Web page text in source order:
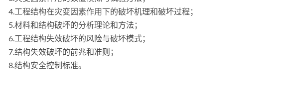
4.工程结构在灾变因素作用下的破坏机理和破坏过程；
5.材料和结构破坏的分析理论和方法；
6.工程结构失效破坏的风险与破坏模式；
7.结构失效破坏的前兆和准则；
8.结构安全控制标准。